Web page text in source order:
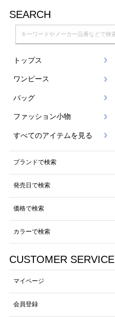
SEARCH
トップス
ワンピース
バッグ
ファッション小物
すべてのアイテムを見る
ブランドで検索
発売日で検索
価格で検索
カラーで検索
CUSTOMER SERVICE
マイページ
会員登録